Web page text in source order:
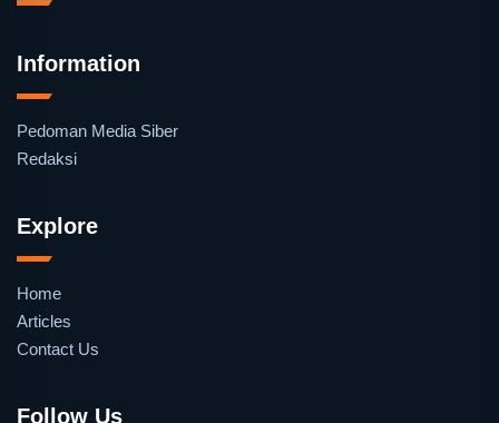
Information
Pedoman Media Siber
Redaksi
Explore
Home
Articles
Contact Us
Follow Us